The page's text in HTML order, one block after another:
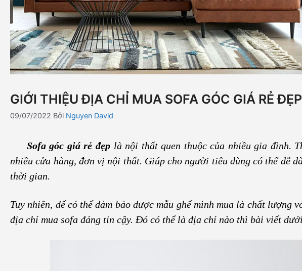
GIỚI THIỆU ĐỊA CHỈ MUA SOFA GÓC GIÁ RẺ
09/07/2022 Bởi Nguyen David
Sofa góc giá rẻ đẹp là nội thất quen thuộc của nhiều gia đình.
nhiều cửa hàng, đơn vị nội thất. Giúp cho người tiêu dùng có thể dễ
thời gian.
Tuy nhiên, để có thể đảm bảo được mẫu ghế mình mua là chất
địa chỉ mua sofa đáng tin cậy. Đó có thể là địa chỉ nào thì bài viết